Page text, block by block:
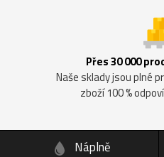
Přes 30 000
Naše sklady jsou plné
zboží 100 %
Náplně